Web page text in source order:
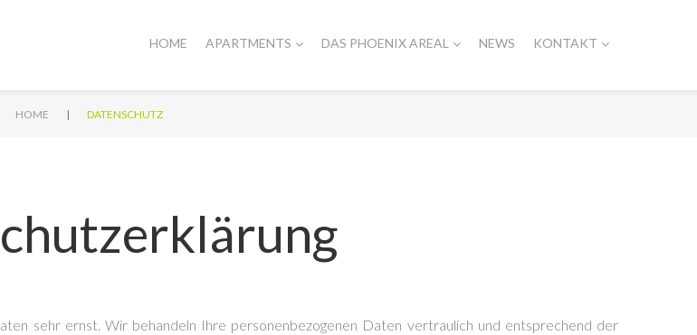
HOME APARTMENTS DAS PHOENIX AREAL NEWS KONTAKT
HOME | DATENSCHUTZ
sehr ernst. Wir behandeln Ihre personenbezogenen Daten vertraulich und entsprechend der